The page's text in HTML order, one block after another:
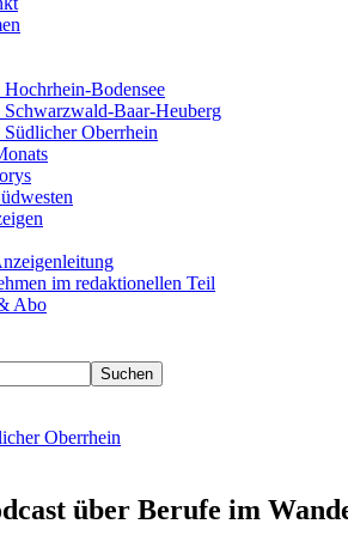
Bodensee
Baar-Heuberg
Oberrhein
im redaktionellen Teil
Abo
Oberrhein
über Berufe im